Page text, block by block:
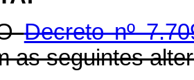
Decreto nº
as seguintes